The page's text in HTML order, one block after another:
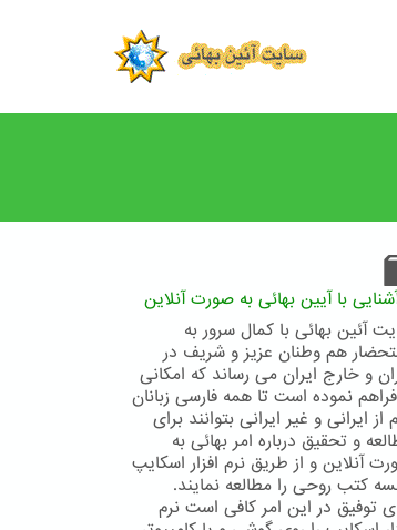
با آیین بهائی به صورت آنلاین
آئین بهائی با کمال سرور به
هم وطنان عزیز و شریف در
و خارج ایران می رساند که امکانی
فراهم نموده است تا همه فارسی زبانان
از ایرانی و غیر ایرانی بتوانند برای
و تحقیق درباره امر بهائی به
آنلاین و از طریق نرم افزار اسکایپ
کتب روحی را مطالعه نمایند.
توفیق در این امر کافی است نرم